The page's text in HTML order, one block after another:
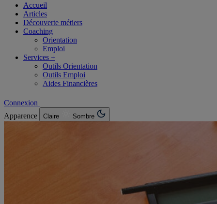
Accueil
Articles
Découverte métiers
Coaching
Orientation
Emploi
Services +
Outils Orientation
Outils Emploi
Aides Financières
Connexion
Apparence
Claire Sombre